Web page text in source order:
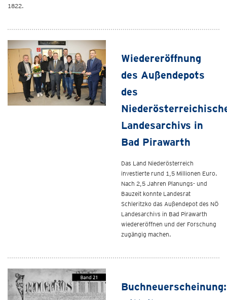
1822.
Wiedereröffnung
des Außendepots
des
Landesarchivs in
Bad Pirawarth
Das Land Niederösterreich
investierte rund 1,5 Millionen Euro.
Nach 2,5 Jahren Planungs- und
Bauzeit konnte Landesrat
Schleritzko das Außendepot des NÖ
Landesarchivs in Bad Pirawarth
wiedereröffnen und der Forschung
zugängig machen.
Buchneuerscheinung: